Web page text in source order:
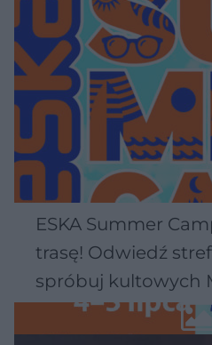
ESKA Summer
trasę! Odwiedź
spróbuj kultowych
Wawelu